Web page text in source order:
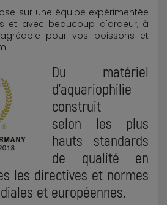
sur une équipe expérimentée
et avec beaucoup d'ardeur, à
pour vos poissons et
Du matériel
d'aquariophilie
construit
selon les plus
hauts standards
de qualité en
les directives et normes
et européennes.